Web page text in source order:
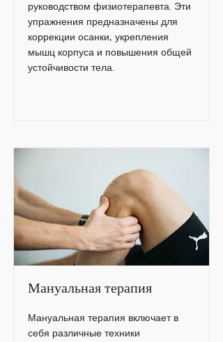
руководством физиотерапевта. Эти
упражнения предназначены для
коррекции осанки, укрепления
мышц корпуса и повышения общей
устойчивости тела.
Мануальная терапия
Мануальная терапия включает в
себя различные техники